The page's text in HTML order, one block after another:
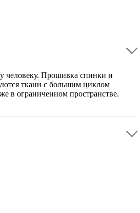
человеку. Прошивка спинки и
ткани с большим циклом
в ограниченном пространстве.